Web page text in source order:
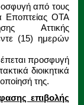
από τους
Εποπτείας ΟΤΑ
Αττικής
(15) ημερών
προσφυγή
διοικητικά
της.
επιβολής